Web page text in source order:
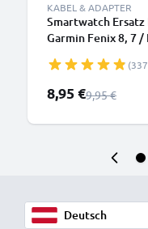
KABEL & ADAPTER
Smartwatch Ersatz
Garmin Fenix 8, 7
Sportuhr - 1A
Sonderpreis
8,95 €Regulärer
9,95 €